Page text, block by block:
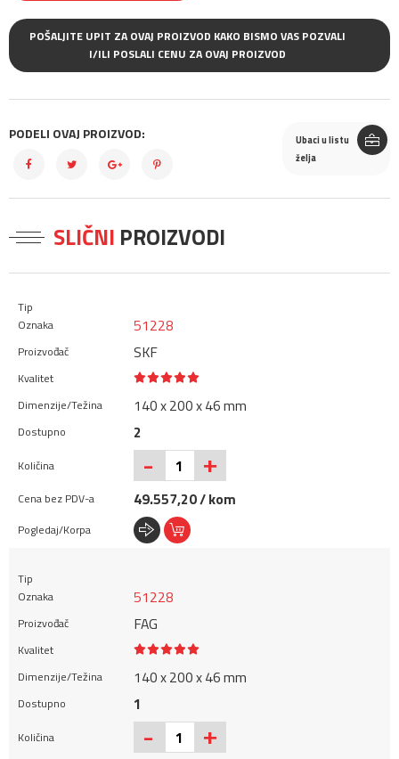
POŠALJITE UPIT ZA OVAJ PROIZVOD KAKO BISMO VAS POZVALI
I/ILI POSLALI CENU ZA OVAJ PROIZVOD
PODELI OVAJ PROIZVOD:
Ubaci u listu
želja
SLIČNI PROIZVODI
51228
SKF
140 x 200 x 46 mm
2
- +
49.557,20 / kom
51228
FAG
140 x 200 x 46 mm
1
- +